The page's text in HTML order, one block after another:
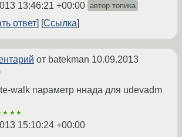
13:46:21 +00:00 автор топика
ответ Ссылка
от batekman 10.09.2013
walk параметр ннада для udevadm
15:10:24 +00:00